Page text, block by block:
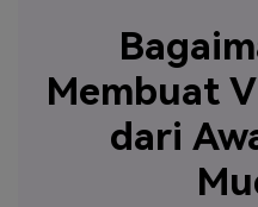
Membuat
dari